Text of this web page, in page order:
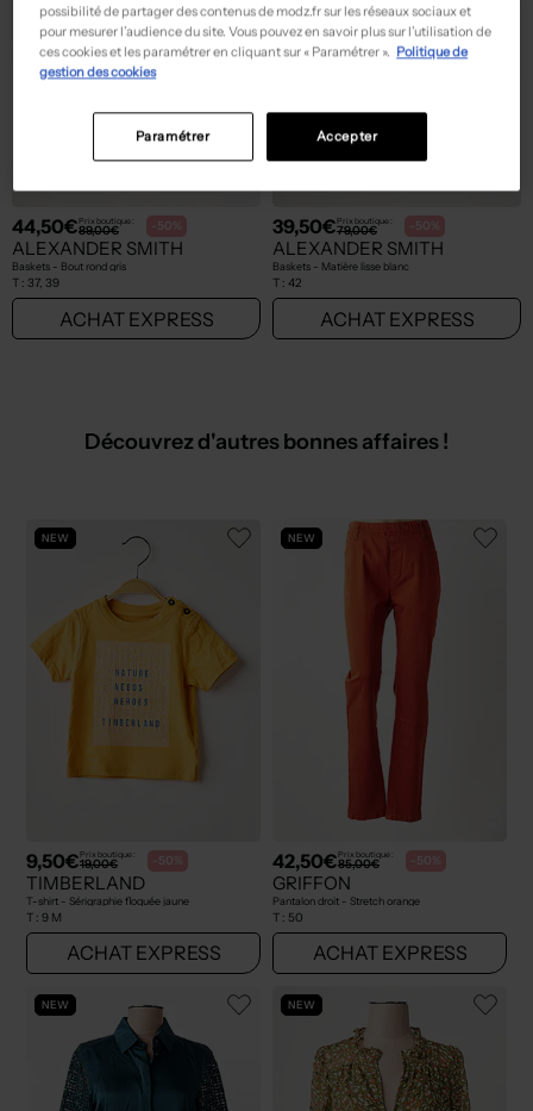
44,50€Prix boutique :
89,00€ -50%
ALEXANDER SMITH
Baskets - Bout rond gris
T : 37, 39
ACHAT EXPRESS
39,50€Prix boutique :
79,00€ -50%
ALEXANDER SMITH
Baskets - Matière lisse blanc
T : 42
ACHAT EXPRESS
Découvrez d'autres bonnes affaires !
NEW
9,50€Prix boutique :
19,00€ -50%
TIMBERLAND
T-shirt - Sérigraphie floquée jaune
T : 9 M
ACHAT EXPRESS
NEW
42,50€Prix boutique :
85,00€ -50%
GRIFFON
Pantalon droit - Stretch orange
T : 50
ACHAT EXPRESS
NEW NEW
possibilité de partager des contenus de modz.fr sur les réseaux sociaux et
pour mesurer l’audience du site. Vous pouvez en savoir plus sur l’utilisation de
ces cookies et les paramétrer en cliquant sur « Paramétrer ». Politique de
gestion des cookies
Accepter
Paramétrer